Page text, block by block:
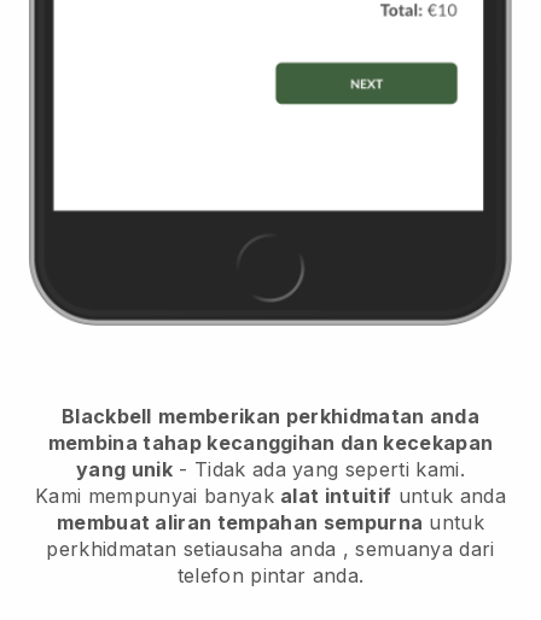
Blackbell memberikan perkhidmatan anda
membina tahap kecanggihan dan kecekapan
yang unik- Tidak ada yang seperti kami.
Kami mempunyai banyak alat intuitif untuk anda
membuat aliran tempahan sempurna untuk
perkhidmatan setiausaha anda , semuanya dari
telefon pintar anda.